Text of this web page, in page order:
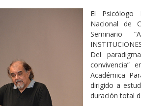
El Psicólogo
Nacional de
Seminario
Del
convivencia”
Académica
dirigido a
duración total